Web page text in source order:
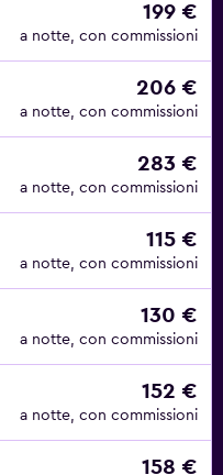
199 €
a notte, con commissioni
206 €
a notte, con commissioni
283 €
a notte, con commissioni
115 €
a notte, con commissioni
130 €
a notte, con commissioni
152 €
a notte, con commissioni
158 €